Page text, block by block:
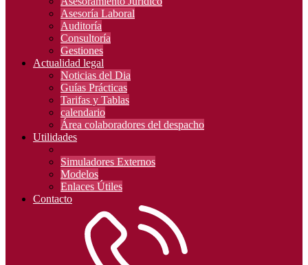
Asesoría Laboral
Auditoría
Consultoría
Gestiones
Actualidad legal
Noticias del Dia
Guías Prácticas
Tarifas y Tablas
calendario
Área colaboradores del despacho
Utilidades
Simuladores Externos
Modelos
Enlaces Útiles
Contacto